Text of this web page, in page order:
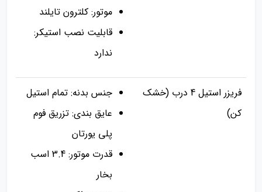
موتور: کلترون تایلند
قابلیت نصب استیکر:
ندارد
فریزر استیل 4 درب (خشک
کن)
جنس بدنه: تمام استیل
عایق بندی: تزریق فوم
پلی یورتان
قدرت موتور: 3.4 اسب
بخار